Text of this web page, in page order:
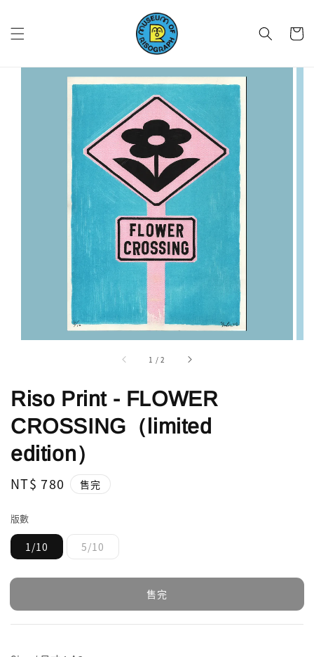
1 /2
Riso Print - FLOWER
CROSSING（limited
edition）
Regular
NT$ 780 售完
版數
1/10 5/10
售完